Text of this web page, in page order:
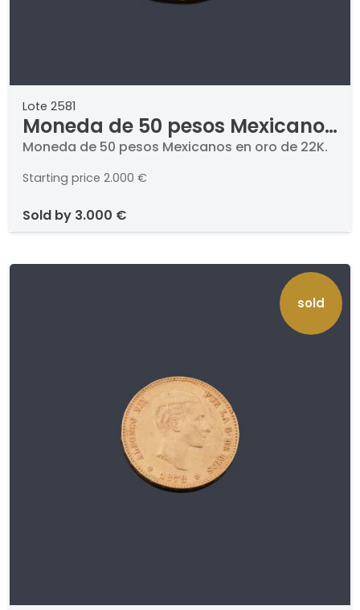
Lote 2581
Moneda de 50 pesos Mexicanos
en oro de 22K.
Moneda de 50 pesos Mexicanos en oro de 22K.
Starting price 2.000 €
sold by 3.000 €
sold